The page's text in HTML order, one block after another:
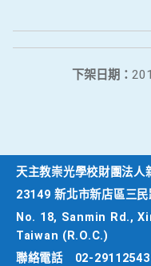
下架日期：
天主教崇光學校財團法人
23149 新北市新店區三
No. 18, Sanmin Rd.,
Taiwan (R.O.C.)
聯絡電話
02-29112543